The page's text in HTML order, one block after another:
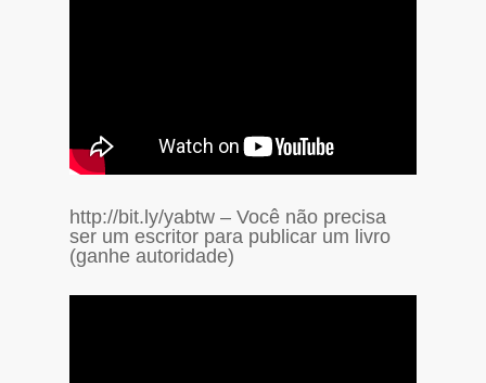
http://bit.ly/yabtw – Você não precisa
ser um escritor para publicar um livro
(ganhe autoridade)